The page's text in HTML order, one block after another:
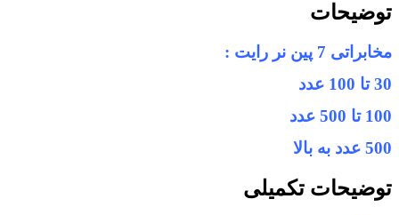
توضیحات
مخابراتی 7 پین نر رایت :
30 تا 100 عدد
100 تا 500 عدد
500 عدد به بالا
توضیحات تکمیلی